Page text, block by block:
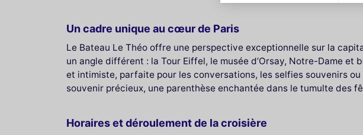
Un cadre unique au cœur de Paris
Le Bateau Le Théo offre une perspective exceptionnelle sur la
un angle différent : la Tour Eiffel, le musée d’Orsay, Notre-Dame et
et intimiste, parfaite pour les conversations, les selfies souvenirs
souvenir précieux, une parenthèse enchantée dans le tumulte des
Horaires et déroulement de la croisière